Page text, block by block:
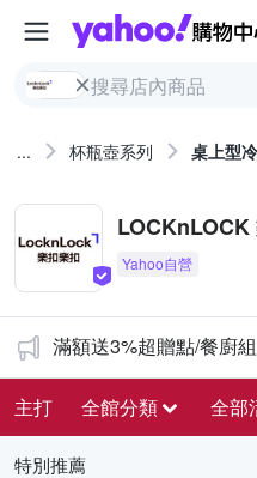
... 杯瓶壺系列 桌上型
LOCKnLOCK
滿額送3%超贈點/餐廚組
主打 全館分類 全部
特別推薦